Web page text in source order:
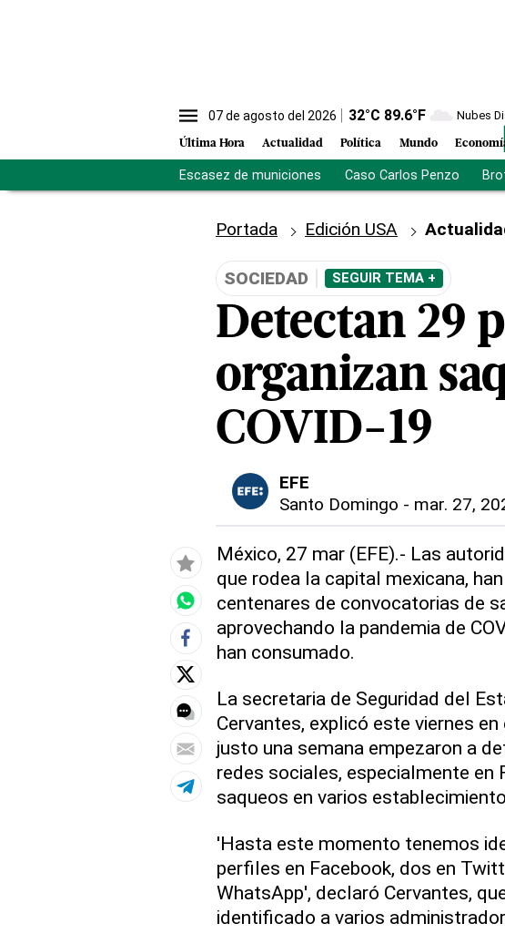
07 de agosto del 2026 32°C 89.6°F Nubes
Última Hora Actualidad Política Mundo
Escasez de municiones Caso Carlos Penzo
Portada Edición USA
SOCIEDAD SEGUIR TEMA +
Detectan 29
organizan
COVID-19
EFE
Santo Domingo - mar. 27,
México, 27 mar (EFE).- Las
que rodea la capital mexicana,
centenares de convocatorias de
aprovechando la pandemia de
han consumado.
La secretaria de Seguridad del
Cervantes, explicó este viernes
justo una semana empezaron a
redes sociales, especialmente en
saqueos en varios
'Hasta este momento tenemos
perfiles en Facebook, dos en
WhatsApp', declaró Cervantes,
identificado a varios